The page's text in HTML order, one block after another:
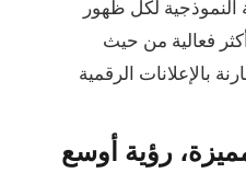
النموذجية لكل ظهور
أكثر فعالية من حيث
رؤية أوسع